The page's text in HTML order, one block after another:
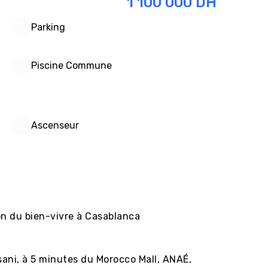
Parking
Piscine Commune
Ascenseur
du bien-vivre à Casablanca
à 5 minutes du Morocco Mall, ANAÉ,